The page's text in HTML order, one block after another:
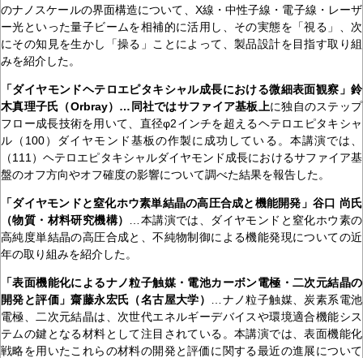
のナノスケールの界面構造について、X線・中性子線・電子線・レーザ
ー光といった量子ビームを相補的に活用し、その実態を「視る」、次
にその知見を生かし「操る」ことによって、製品設計を目指す取り組
みを紹介した。
「ダイヤモンドヘテロエピタキシャル成長における微細表面観察」鈴
木真理子氏（Orbray）…同社ではサファイア基板上に独自のステップ
フロー成長技術を用いて、直径φ2インチを超えるヘテロエピタキシャ
ル（100）ダイヤモンド基板の作製に成功している。本講演では、
（111）ヘテロエピタキシャルダイヤモンド成長におけるサファイア基
盤のオフ方向やオフ確度の影響について調べた結果を報告した。
「ダイヤモンドと窒化ホウ素単結晶の高圧合成と機能開発」谷口 尚氏
（物質・材料研究機構）
…本講演では、ダイヤモンドと窒化ホウ素の
高純度単結晶の高圧合成と、不純物制御による機能発現についての近
年の取り組みを紹介した。
「表面機能化によるナノ粒子触媒・電池カーボン電極・二次元結晶の
開発と評価」齋藤永宏氏（名古屋大学）
…ナノ粒子触媒、炭素系電池
電極、二次元結晶は、次世代エネルギーデバイスや環境適合機能シス
テムの鍵となる材料として注目されている。本講演では、表面機能化
戦略を用いたこれらの材料の開発と評価に関する最近の進展について